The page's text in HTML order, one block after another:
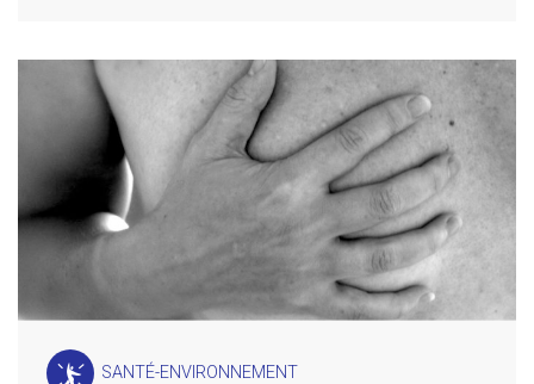
SANTÉ-ENVIRONNEMENT